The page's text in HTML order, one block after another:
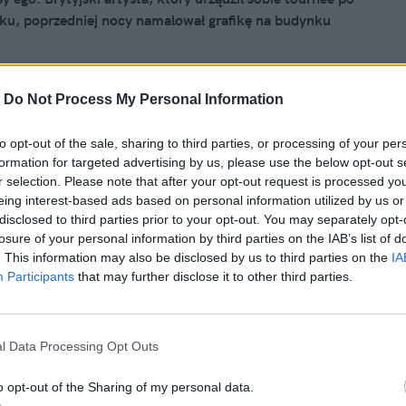
Do Not Process My Personal Information
opt-out of the sale, sharing to third parties, or processing of your
for targeted advertising by us, please use the below opt-out
selection. Please note that after your opt-out request is processed
interest-based ads based on personal information utilized by us
to third parties prior to your opt-out. You may separately
of your personal information by third parties on the IAB’s list of
This information may also be disclosed by us to third parties on the
Participants that may further disclose it to other third parties.
Data Processing Opt Outs
opt-out of the Sharing of my personal data.
poprzedniej nocy namalował grafikę na budynku
stało i co należy zrobić?”.
2013, 16:03
wynajął strażników, by chronili jego
Nowym Jorku. "Sodówka" czy gra na
Bloomberga?
"wakacje" Banksy'ego w Nowym Jorku nie przestają
Gdy burmistrz Michael Bloomberg oskarża
otworzyć w Nowym Jorku galerię. Dość specyficzną.